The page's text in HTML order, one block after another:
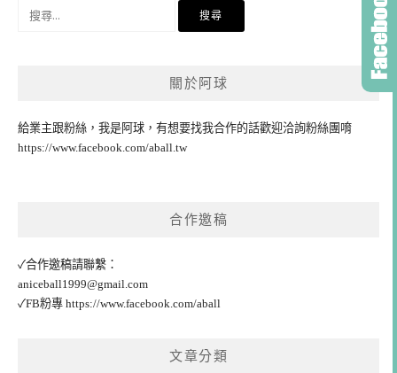
關於阿球
給業主跟粉絲，我是阿球，有想要找我合作的話歡迎洽詢粉絲團唷
https://www.facebook.com/aball.tw
合作邀稿
✓合作邀稿請聯繫：
aniceball1999@gmail.com
✓FB粉專 https://www.facebook.com/aball
文章分類